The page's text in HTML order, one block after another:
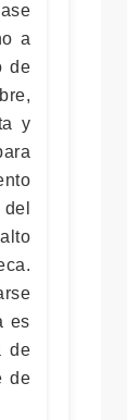
a
de
y
es
de
de